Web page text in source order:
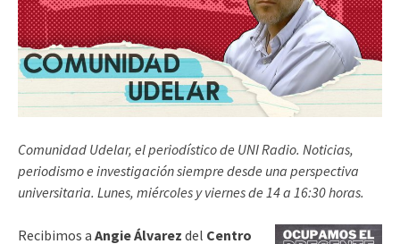
Comunidad Udelar, el periodístico de UNI Radio. Noticias,
periodismo e investigación siempre desde una perspectiva
universitaria. Lunes, miércoles y viernes de 14 a 16:30 horas.
Recibimos a Angie Álvarez del Centro